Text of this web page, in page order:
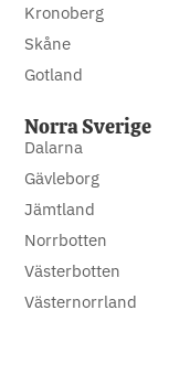
Kronoberg
Skåne
Gotland
Norra Sverige
Dalarna
Gävleborg
Jämtland
Norrbotten
Västerbotten
Västernorrland